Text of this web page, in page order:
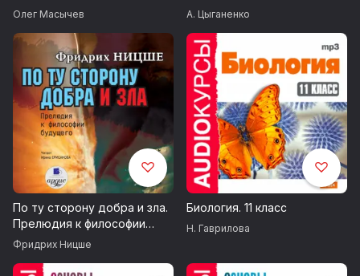
зависимость?
Олег Масычев А. Цыганенко
По ту сторону добра и зла.
Прелюдия к философии
будущего
Фридрих Ницше
Биология. 11 класс
Н. Гаврилова